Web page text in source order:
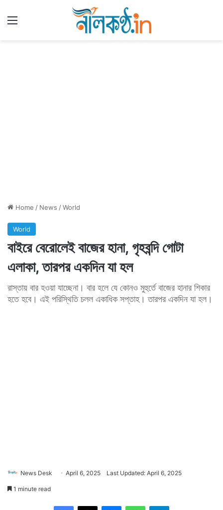
Home / News /World
World
বাইরে বেরোলেই বাজের হানা, গৃহবন্দি গোটা
এলাকা, তারপর একদিন যা হল
রাস্তায় বার হওয়া যাচ্ছেনা। বার হলে যে কোনও মুহুর্তে বাজের হানার শিকার
হতে হবে। এই পরিস্থিতি চলল একাধিক সপ্তাহ। তারপর একদিন যা হল।
News Desk April 6, 2025 Last Updated: April 6, 2025
1 minute read